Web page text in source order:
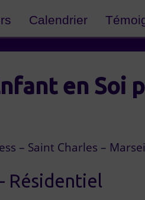
Calendrier
en Soi
– Saint Charles –
Résidentiel